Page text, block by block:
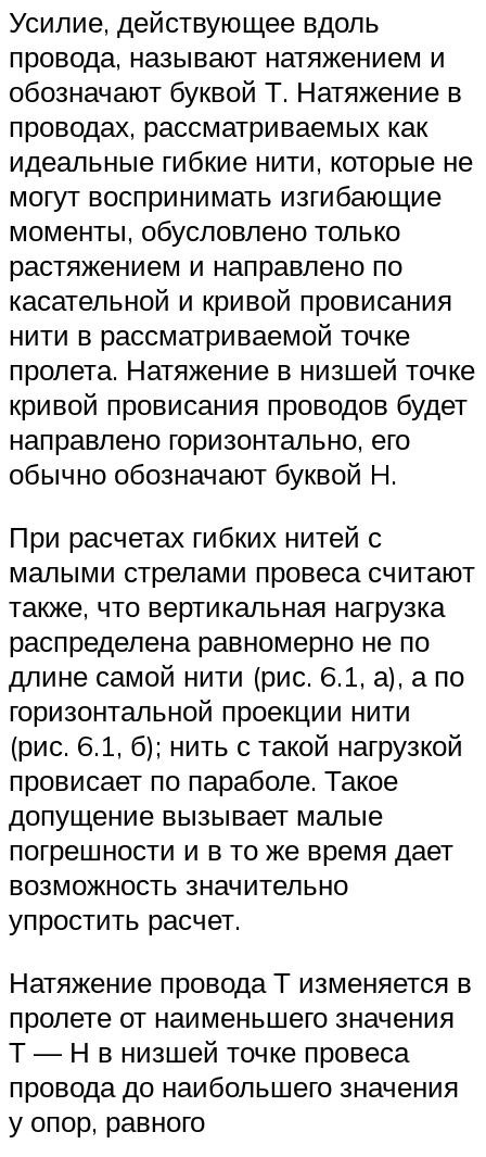
Усилие, действующее вдоль
провода, называют натяжением и
обозначают буквой Т. Натяжение в
проводах, рассматриваемых как
идеальные гибкие нити, которые не
могут воспринимать изгибающие
моменты, обусловлено только
растяжением и направлено по
касательной и кривой провисания
нити в рассматриваемой точке
пролета. Натяжение в низшей точке
кривой провисания проводов будет
направлено горизонтально, его
обычно обозначают буквой H.
При расчетах гибких нитей с
малыми стрелами провеса считают
также, что вертикальная нагрузка
распределена равномерно не по
длине самой нити (рис. 6.1, а), а по
горизонтальной проекции нити
(рис. 6.1, б); нить с такой нагрузкой
провисает по параболе. Такое
допущение вызывает малые
погрешности и в то же время дает
возможность значительно
упростить расчет.
Натяжение провода Т изменяется в
пролете от наименьшего значения
Т — Н в низшей точке провеса
провода до наибольшего значения
у опор, равного